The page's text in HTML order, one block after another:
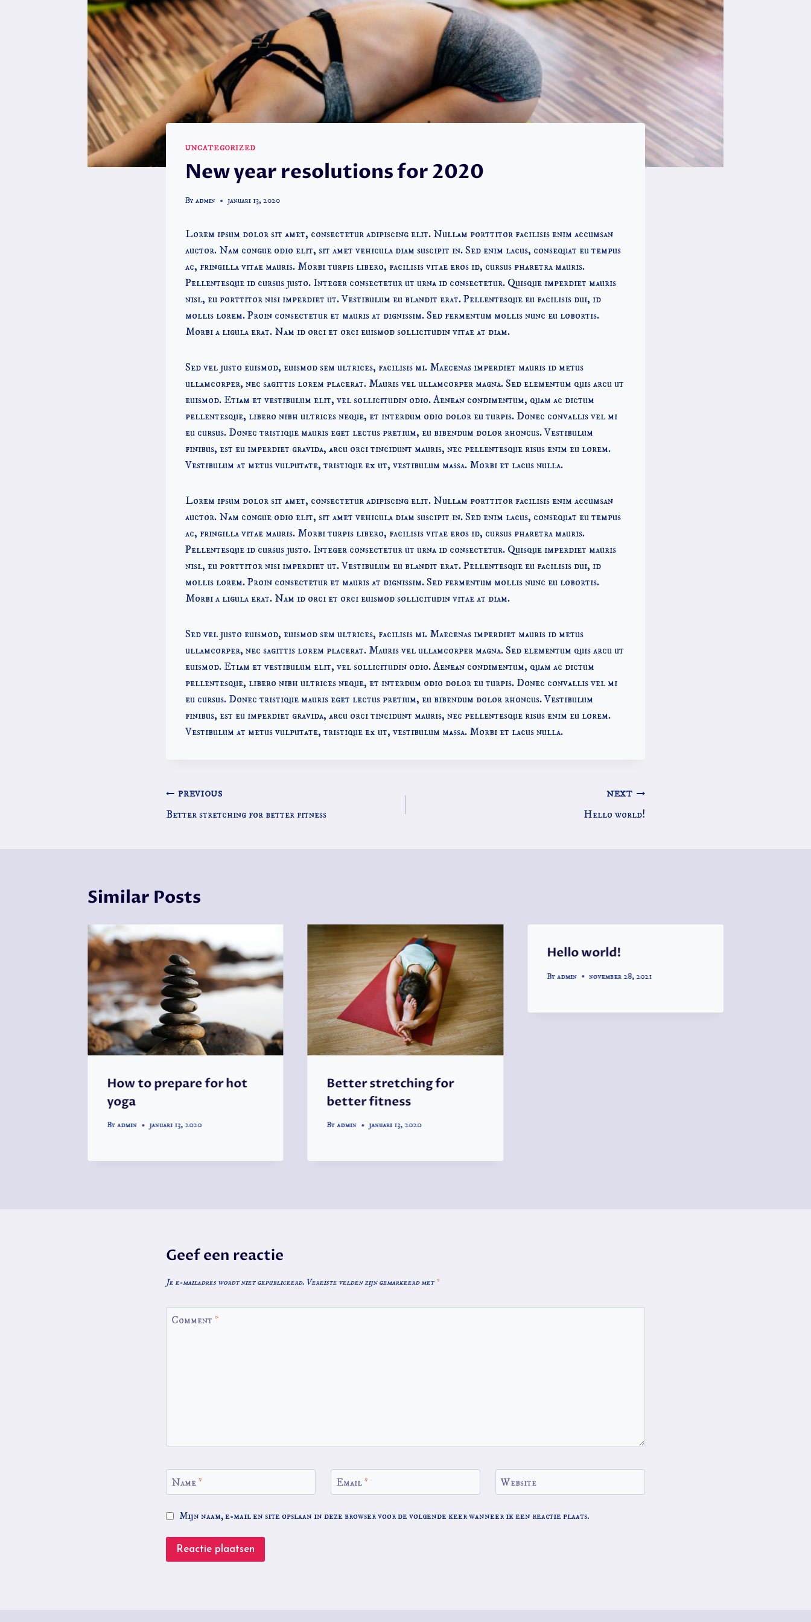
UNCATEGORIZED
New year resolutions for 2020
By admin januari 13, 2020
Lorem ipsum dolor sit amet, consectetur adipiscing elit. Nullam porttitor facilisis enim accumsan
auctor. Nam congue odio elit, sit amet vehicula diam suscipit in. Sed enim lacus, consequat eu tempus
ac, fringilla vitae mauris. Morbi turpis libero, facilisis vitae eros id, cursus pharetra mauris.
Pellentesque id cursus justo. Integer consectetur ut urna id consectetur. Quisque imperdiet mauris
nisl, eu porttitor nisi imperdiet ut. Vestibulum eu blandit erat. Pellentesque eu facilisis dui, id
mollis lorem. Proin consectetur et mauris at dignissim. Sed fermentum mollis nunc eu lobortis.
Morbi a ligula erat. Nam id orci et orci euismod sollicitudin vitae at diam.
Sed vel justo euismod, euismod sem ultrices, facilisis mi. Maecenas imperdiet mauris id metus
ullamcorper, nec sagittis lorem placerat. Mauris vel ullamcorper magna. Sed elementum quis arcu ut
euismod. Etiam et vestibulum elit, vel sollicitudin odio. Aenean condimentum, quam ac dictum
pellentesque, libero nibh ultrices neque, et interdum odio dolor eu turpis. Donec convallis vel mi
eu cursus. Donec tristique mauris eget lectus pretium, eu bibendum dolor rhoncus. Vestibulum
finibus, est eu imperdiet gravida, arcu orci tincidunt mauris, nec pellentesque risus enim eu lorem.
Vestibulum at metus vulputate, tristique ex ut, vestibulum massa. Morbi et lacus nulla.
Lorem ipsum dolor sit amet, consectetur adipiscing elit. Nullam porttitor facilisis enim accumsan
auctor. Nam congue odio elit, sit amet vehicula diam suscipit in. Sed enim lacus, consequat eu tempus
ac, fringilla vitae mauris. Morbi turpis libero, facilisis vitae eros id, cursus pharetra mauris.
Pellentesque id cursus justo. Integer consectetur ut urna id consectetur. Quisque imperdiet mauris
nisl, eu porttitor nisi imperdiet ut. Vestibulum eu blandit erat. Pellentesque eu facilisis dui, id
mollis lorem. Proin consectetur et mauris at dignissim. Sed fermentum mollis nunc eu lobortis.
Morbi a ligula erat. Nam id orci et orci euismod sollicitudin vitae at diam.
Sed vel justo euismod, euismod sem ultrices, facilisis mi. Maecenas imperdiet mauris id metus
ullamcorper, nec sagittis lorem placerat. Mauris vel ullamcorper magna. Sed elementum quis arcu ut
euismod. Etiam et vestibulum elit, vel sollicitudin odio. Aenean condimentum, quam ac dictum
pellentesque, libero nibh ultrices neque, et interdum odio dolor eu turpis. Donec convallis vel mi
eu cursus. Donec tristique mauris eget lectus pretium, eu bibendum dolor rhoncus. Vestibulum
finibus, est eu imperdiet gravida, arcu orci tincidunt mauris, nec pellentesque risus enim eu lorem.
Vestibulum at metus vulputate, tristique ex ut, vestibulum massa. Morbi et lacus nulla.
Bericht
navigatie
PREVIOUS
Better stretching for better fitness
NEXT
Hello world!
Similar Posts
How to prepare for hot
yoga
Byadmin januari 13, 2020
Better stretching for
better fitness
By admin januari 13, 2020
Hello world!
By admin november 28, 2021
Geef een reactie
Je e-mailadres wordt niet gepubliceerd. Vereiste velden zijn gemarkeerd met *
Comment *
Name* Email* Website
Mijn naam, e-mail en site opslaan in deze browser voor de volgende keer wanneer ik een reactie plaats.